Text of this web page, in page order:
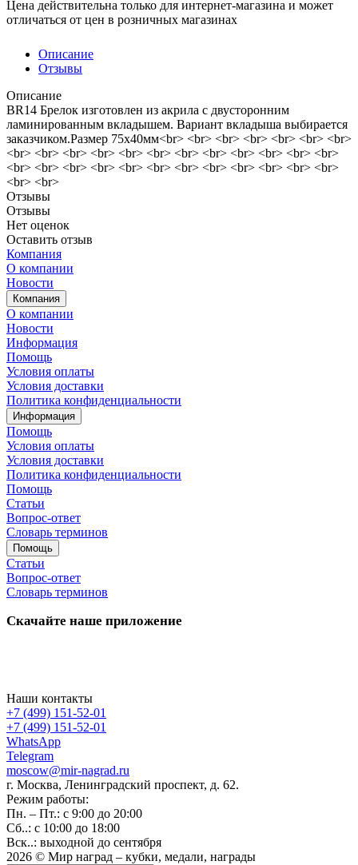
Цена действительна только для интернет-магазина и может
отличаться от цен в розничных магазинах
Описание
Отзывы
Описание
BR14 Брелок изготовлен из акрила с двусторонним
ламинированным вкладышем. Вариант вкладыша выбирается
заказчиком.Размер 75х40мм<br> <br> <br> <br> <br> <br> <br>
<br> <br> <br> <br> <br> <br> <br> <br> <br> <br> <br> <br>
<br> <br> <br> <br> <br> <br> <br> <br> <br> <br> <br> <br>
<br> <br>
Отзывы
Отзывы
Нет оценок
Оставить отзыв
Компания
О компании
Новости
Компания
О компании
Новости
Информация
Помощь
Условия оплаты
Условия доставки
Политика конфиденциальности
Информация
Помощь
Условия оплаты
Условия доставки
Политика конфиденциальности
Помощь
Статьи
Вопрос-ответ
Словарь терминов
Помощь
Статьи
Вопрос-ответ
Словарь терминов
Скачайте наше приложение
Наши контакты
+7 (499) 151-52-01
+7 (499) 151-52-01
WhatsApp
Telegram
moscow@mir-nagrad.ru
г. Москва, Ленинградский проспект, д. 62.
Режим работы:
Пн. – Пт.: с 9:00 до 20:00
Сб..: с 10:00 до 18:00
Вск..: выходной до сентября
2026 © Мир наград – кубки, медали, награды